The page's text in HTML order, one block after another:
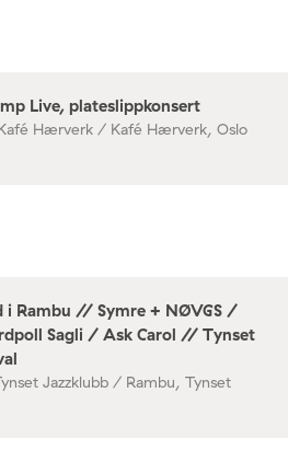
Live, plateslippkonsert
Hærverk / Kafé Hærverk, Oslo
i Rambu // Symre + NØVGS /
Sagli / Ask Carol // Tynset
Jazzklubb / Rambu, Tynset